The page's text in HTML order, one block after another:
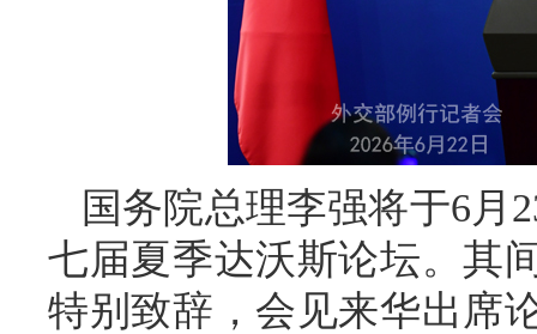
国务院总理李强将于6月
七届夏季达沃斯论坛。其
特别致辞，会见来华出席